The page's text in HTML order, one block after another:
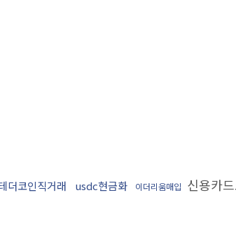
더코인직거래 usdc현금화 이더리움매입 신용카